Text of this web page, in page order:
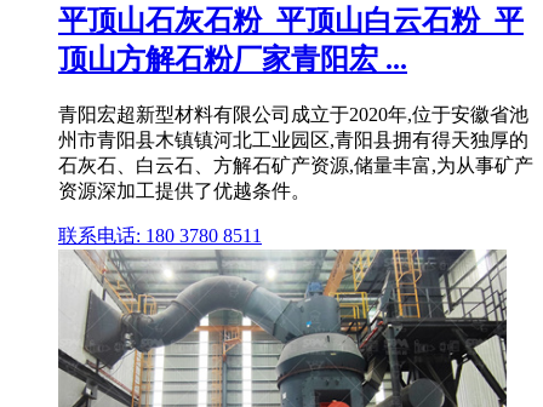
平顶山石灰石粉_平顶山白云石粉_平
顶山方解石粉厂家青阳宏 ...
青阳宏超新型材料有限公司成立于2020年,位于安徽省池
州市青阳县木镇镇河北工业园区,青阳县拥有得天独厚的
石灰石、白云石、方解石矿产资源,储量丰富,为从事矿产
资源深加工提供了优越条件。
联系电话: 180 3780 8511